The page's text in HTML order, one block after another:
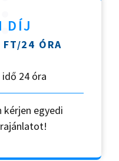
DÍJ
24 ÓRA
24 óra
kérjen egyedi